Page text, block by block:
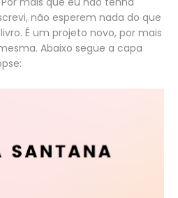
não esperem nada do que
É um projeto novo, por mais
Abaixo segue a capa